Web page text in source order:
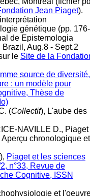
Jean Piaget).
génétique (pp. 176-
de Epistemologia
Aug.8 - Sept.2
le Site de la
source de diversité,
: un modèle pour
Thèse de
(Collectif), L'aube des
NAVILLE D., Piaget
chronologique et
), Piaget et les sciences
n°33, Revue de
Cognitive, ISSN
et